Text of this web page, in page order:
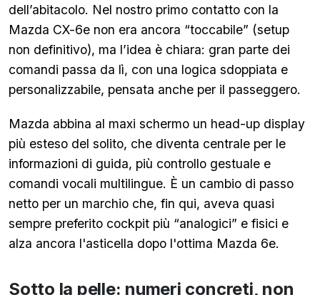
dell’abitacolo. Nel nostro primo contatto con la
Mazda CX-6e non era ancora “toccabile” (setup
non definitivo), ma l’idea è chiara: gran parte dei
comandi passa da lì, con una logica sdoppiata e
personalizzabile, pensata anche per il passeggero.
Mazda abbina al maxi schermo un head-up display
più esteso del solito, che diventa centrale per le
informazioni di guida, più controllo gestuale e
comandi vocali multilingue. È un cambio di passo
netto per un marchio che, fin qui, aveva quasi
sempre preferito cockpit più “analogici” e fisici e
alza ancora l'asticella dopo l'ottima Mazda 6e.
Sotto la pelle: numeri concreti, non